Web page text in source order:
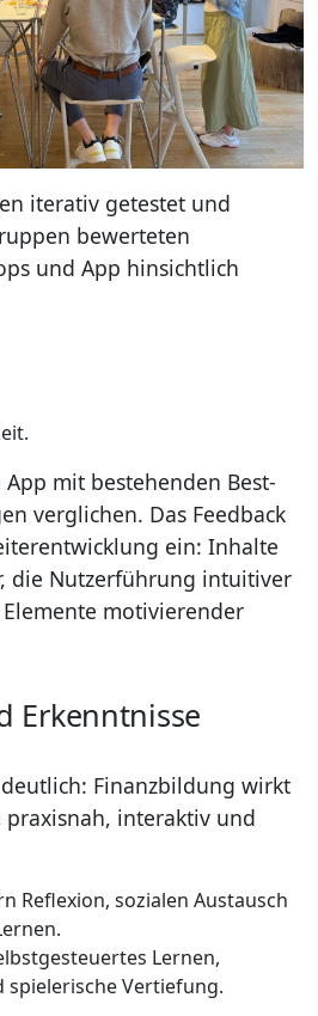
iterativ getestet und
bewerteten
und App hinsichtlich
mit bestehenden Best-
verglichen. Das Feedback
ein: Inhalte
die Nutzerführung intuitiver
motivierender
Erkenntnisse
Finanzbildung wirkt
praxisnah, interaktiv und
Reflexion, sozialen Austausch
Lernen,
Vertiefung.